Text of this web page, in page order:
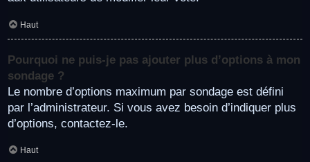
Haut
Pourquoi ne puis-je pas ajouter plus d’options à mon
sondage ?
Le nombre d’options maximum par sondage est défini
par l’administrateur. Si vous avez besoin d’indiquer plus
d’options, contactez-le.
Haut